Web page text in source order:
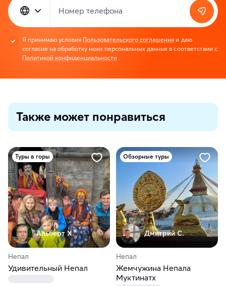
Номер телефона
Я принимаю условия Пользовательского соглашения и даю
согласие на обработку моих персональных данных в соответствии с
Политикой конфиденциальности
Также может понравиться
Туры в горы
Альберт Х.
Непал
Удивительный Непал
Обзорные туры
Дмитрий С.
Непал
Жемчужина Непала
Муктинатх